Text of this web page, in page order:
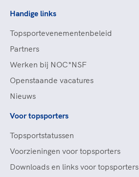
Handige links
Topsportevenementenbeleid
Partners
Werken bij NOC*NSF
Openstaande vacatures
Nieuws
Voor topsporters
Topsportstatussen
Voorzieningen voor topsporters
Downloads en links voor topsporters